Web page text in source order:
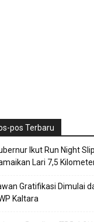
pos Terbaru
Ikut Run Night
Lari 7,5
Gratifikasi Dimulai
Kaltara